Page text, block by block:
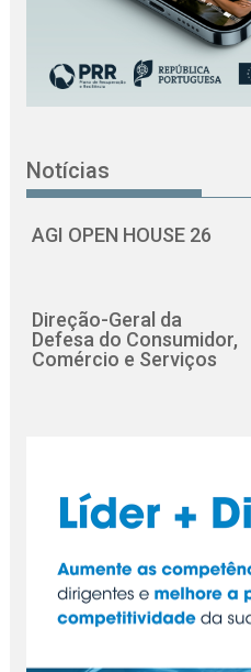
Notícias
AGI OPEN HOUSE 26
Direção-Geral da
Defesa do Consumidor,
Comércio e Serviços